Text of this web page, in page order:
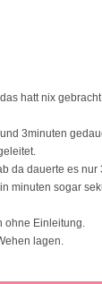
hatt nix
3minuten
da dauerte es nur
minuten sogar
ohne Einleitung.
lagen.